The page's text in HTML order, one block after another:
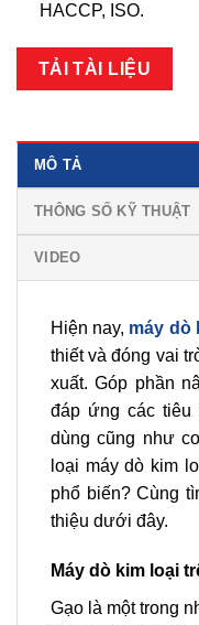
HACCP, ISO.
TẢI TÀI LIỆU
MÔ TẢ
THÔNG SỐ KỸ THUẬT
VIDEO
Hiện nay, máy dò
thiết và đóng vai
xuất. Góp phần
đáp ứng các
dùng cũng như
loại máy dò kim
phổ biến? Cùng
thiệu dưới đây.
Máy dò kim loại
Gạo là một trong